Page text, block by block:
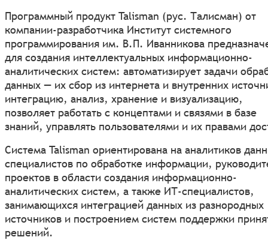
Программный продукт Talisman (рус. Талисман) от
компании-разработчика Институт системного
программирования им. В.П. Иванникова
для создания интеллектуальных информационно-
аналитических систем: автоматизирует задачи
данных — их сбор из интернета и внутренних
интеграцию, анализ, хранение и визуализацию,
позволяет работать с концептами и связями в базе
знаний, управлять пользователями и их правами
Система Talisman ориентирована на аналитиков
специалистов по обработке информации,
проектов в области создания информационно-
аналитических систем, а также ИТ-специалистов,
занимающихся интеграцией данных из разнородных
источников и построением систем поддержки
решений.